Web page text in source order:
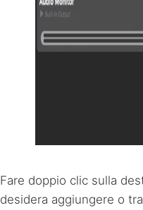
Fare doppio clic sulla
desidera aggiungere o